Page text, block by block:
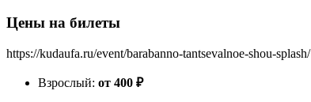
Цены на билеты
https://kudaufa.ru/event/barabanno-tantsevalnoe-shou-splash/
Взрослый: от 400 ₽